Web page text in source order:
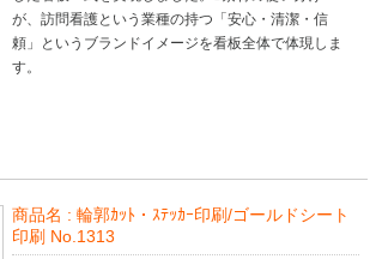
が、訪問看護という業種の持つ「安心・清潔・信
頼」というブランドイメージを看板全体で体現しま
す。
商品名 :輪郭ｶｯﾄ・ｽﾃｯｶｰ印刷/ゴールドシート
印刷 No.1313